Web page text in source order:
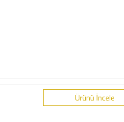
Ürünü İncele